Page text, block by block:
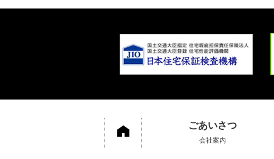
ごあいさつ
会社案内